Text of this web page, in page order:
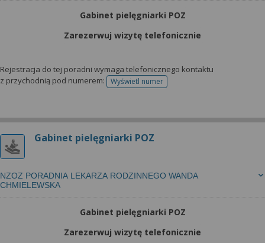
Gabinet pielęgniarki POZ
Zarezerwuj wizytę telefonicznie
Rejestracja do tej poradni wymaga telefonicznego kontaktu
z przychodnią pod numerem:
Wyświetl numertelefonu do rejestracji
Gabinet pielęgniarki POZ
NZOZ PORADNIA LEKARZA RODZINNEGO WANDA
CHMIELEWSKA
Gabinet pielęgniarki POZ
Zarezerwuj wizytę telefonicznie